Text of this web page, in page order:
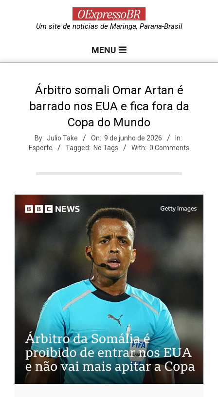
e
s
s
o
B
Um site de noticias de Maringa, Parana-Brasil
MENU
Árbitro somali Omar Artan é
barrado nos EUA e fica fora da
Copa do Mundo
By: Julio Take On: 9 de junho de 2026
In:
Esporte
Tagged: No Tags With: 0 Comments